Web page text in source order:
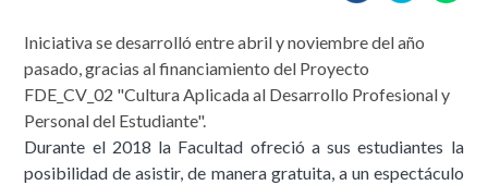
Iniciativa se desarrolló entre abril y noviembre del año
pasado, gracias al financiamiento del Proyecto
FDE_CV_02 "Cultura Aplicada al Desarrollo Profesional y
Personal del Estudiante".
Durante el 2018 la Facultad ofreció a sus estudiantes la
posibilidad de asistir, de manera gratuita, a un espectáculo